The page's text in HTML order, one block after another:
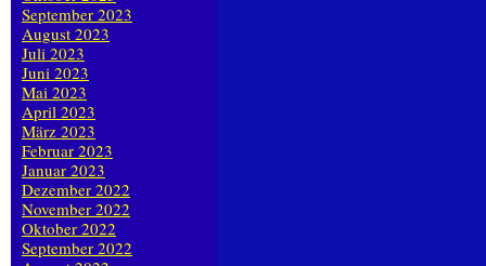
September 2023
August 2023
Juli 2023
Juni 2023
Mai 2023
April 2023
März 2023
Februar 2023
Januar 2023
Dezember 2022
November 2022
Oktober 2022
September 2022